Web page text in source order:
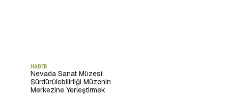
HABER
Nevada Sanat Müzesi:
Sürdürülebilirliği Müzenin
Merkezine Yerleştirmek